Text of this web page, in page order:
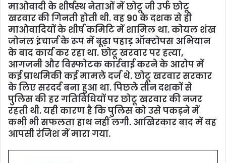
माओवादी के शीर्षस्थ नेताओं में छोटू जी उर्फ छोटू
खरवार की गिनती होती थी. वह 90 के दशक से ही
माओवादियों के शीर्ष कमिटि में शामिल था. कोयल शंख
जोनल इंचार्ज के रूप में बूढ़ा पहाड़ ऑक्टोपस अभियान
के बाद कार्य कर रहा था. छोटू खरवार पर हत्या,
आगजनी और विस्फोटक कार्रवाई करने के आरोप में
कई प्राथमिकी कई मामले दर्ज थे. छोटू खरवार सरकार
के लिए सरदर्द बना हुआ था. पिछले तीन दशकों से
पुलिस की हर गतिविधियों पर छोटू खरवार की नजर
रहती थी. यही कारण है कि पुलिस को उसे पकड़ने में
कभी भी सफलता हाथ नहीं लगी. आखिरकार बाद में वह
आपसी रंजिश में मारा गया.